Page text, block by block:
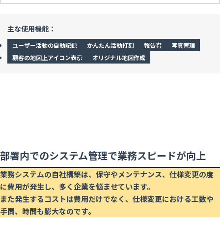
主な使用機能：
ユーザー活動の自動記録 かんたん活動打刻 報告書
写真管理
顧客の地図上アイコン表示
オリジナル地図作成
部署内でのシステム管理で業務スピードが向上
業務システムの自社構築は、保守やメンテナンス、仕様変更の度
に費用が発生し、多く企業を悩ませています。
また発生するコストは費用だけでなく、仕様変更における工数や
手間、時間も膨大なのです。